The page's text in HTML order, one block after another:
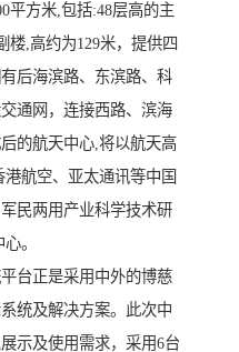
平方米,包括:48层高的主
楼,高约为129米，提供四
后海滨路、东滨路、科
通网，连接西路、滨海
的航天中心,将以航天高
航空、亚太通讯等中国
民两用产业科学技术研
。
台正是采用中外的博慈
统及解决方案。此次中
示及使用需求，采用6台